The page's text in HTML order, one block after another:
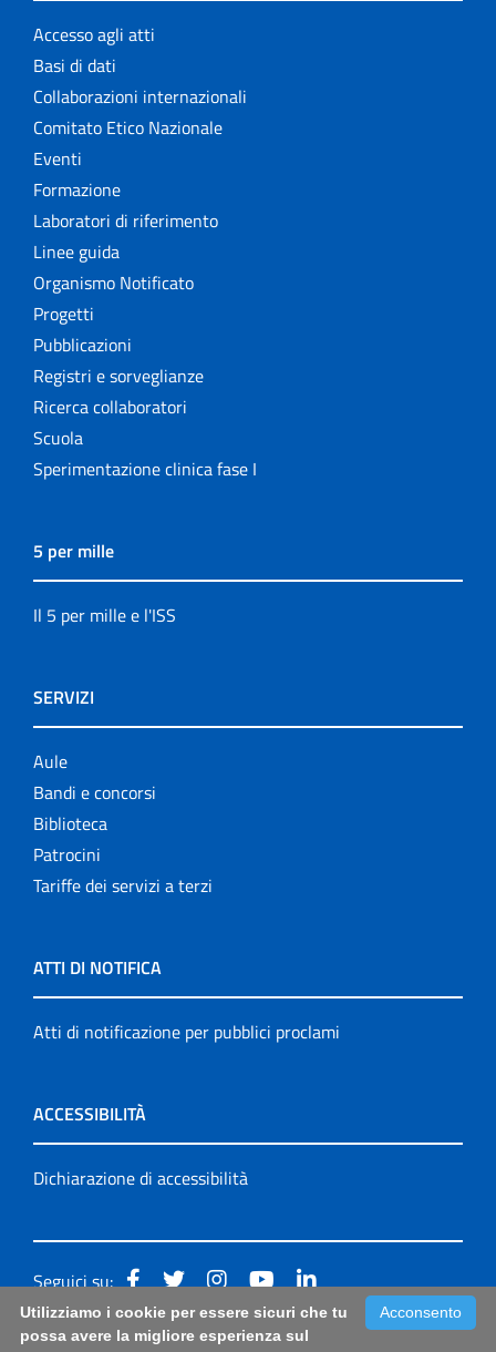
Accesso agli atti
Basi di dati
Collaborazioni internazionali
Comitato Etico Nazionale
Eventi
Formazione
Laboratori di riferimento
Linee guida
Organismo Notificato
Progetti
Pubblicazioni
Registri e sorveglianze
Ricerca collaboratori
Scuola
Sperimentazione clinica fase I
5 per mille
Il 5 per mille e l'ISS
SERVIZI
Aule
Bandi e concorsi
Biblioteca
Patrocini
Tariffe dei servizi a terzi
ATTI DI NOTIFICA
Atti di notificazione per pubblici proclami
ACCESSIBILITÀ
Dichiarazione di accessibilità
Seguici su:
Accessibilità: form di segnalazione di prima istanza per
Acconsento
Utilizziamo i cookie per essere sicuri che tu
possa avere la migliore esperienza sul